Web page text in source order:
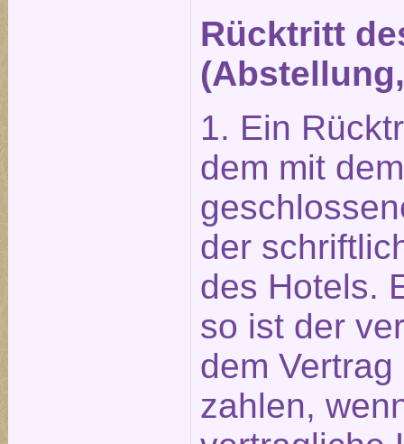
Rücktritt
1. Ein
dem mit
der
des Hotels.
so ist der
dem
zahlen,